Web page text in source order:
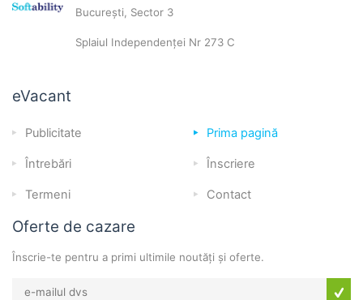
București, Sector 3
Splaiul Independenței Nr 273 C
eVacant
Publicitate Prima pagină
Întrebări Înscriere
Termeni Contact
Oferte de cazare
Înscrie-te pentru a primi ultimile noutăți și oferte.